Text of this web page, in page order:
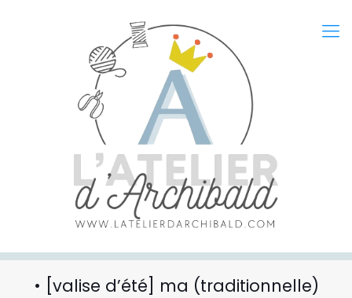
• [valise d’été] ma (traditionnelle)